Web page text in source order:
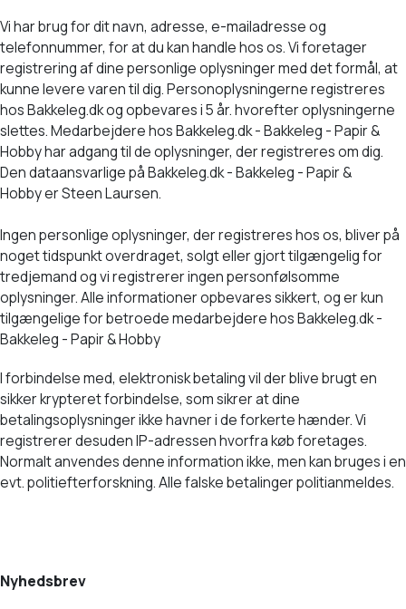
Vi har brug for dit navn, adresse, e-mailadresse og
telefonnummer, for at du kan handle hos os. Vi foretager
registrering af dine personlige oplysninger med det formål, at
kunne levere varen til dig. Personoplysningerne registreres
hos Bakkeleg.dk og opbevares i 5 år. hvorefter oplysningerne
slettes. Medarbejdere hos Bakkeleg.dk - Bakkeleg - Papir &
Hobby har adgang til de oplysninger, der registreres om dig.
Den dataansvarlige på Bakkeleg.dk - Bakkeleg - Papir &
Hobby er Steen Laursen.
Ingen personlige oplysninger, der registreres hos os, bliver på
noget tidspunkt overdraget, solgt eller gjort tilgængelig for
tredjemand og vi registrerer ingen personfølsomme
oplysninger. Alle informationer opbevares sikkert, og er kun
tilgængelige for betroede medarbejdere hos Bakkeleg.dk -
Bakkeleg - Papir & Hobby
I forbindelse med, elektronisk betaling vil der blive brugt en
sikker krypteret forbindelse, som sikrer at dine
betalingsoplysninger ikke havner i de forkerte hænder. Vi
registrerer desuden IP-adressen hvorfra køb foretages.
Normalt anvendes denne information ikke, men kan bruges i en
evt. politiefterforskning. Alle falske betalinger politianmeldes.
Nyhedsbrev